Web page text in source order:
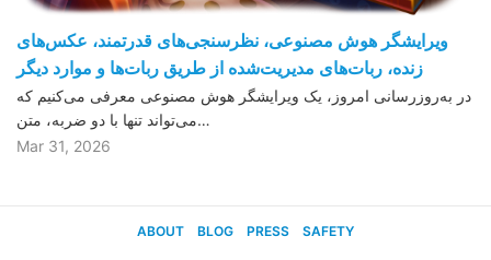
ویرایشگر هوش مصنوعی، نظرسنجی‌های قدرتمند، عکس‌های
زنده، ربات‌های مدیریت‌شده از طریق ربات‌ها و موارد دیگر
در به‌روزرسانی امروز، یک ویرایشگر هوش مصنوعی معرفی می‌کنیم که
می‌تواند تنها با دو ضربه، متن…
Mar 31, 2026
ABOUT BLOG PRESS SAFETY